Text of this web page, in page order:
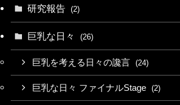
研究報告 (2)
巨乳な日々 (26)
巨乳を考える日々の讒言 (24)
巨乳な日々 ファイナルStage (2)